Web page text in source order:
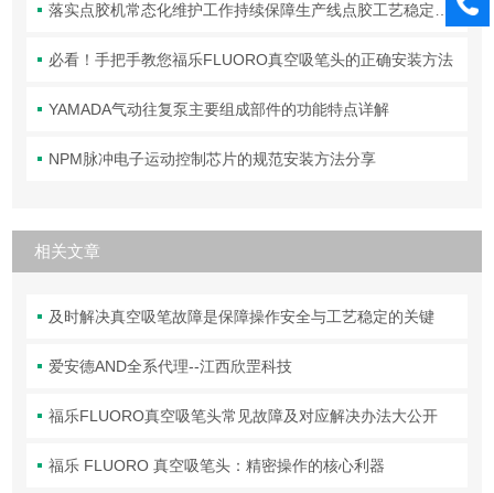
落实点胶机常态化维护工作持续保障生产线点胶工艺稳定合规
必看！手把手教您福乐FLUORO真空吸笔头的正确安装方法
YAMADA气动往复泵主要组成部件的功能特点详解
NPM脉冲电子运动控制芯片的规范安装方法分享
相关文章
及时解决真空吸笔故障是保障操作安全与工艺稳定的关键
爱安德AND全系代理--江西欣罡科技
福乐FLUORO真空吸笔头常见故障及对应解决办法大公开
福乐 FLUORO 真空吸笔头：精密操作的核心利器